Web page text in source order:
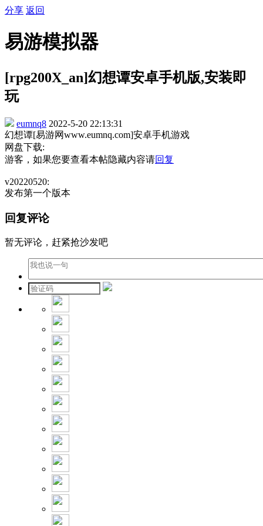
分享 返回
易游模拟器
[rpg200X_an]幻想谭安卓手机版,安装即
玩
eumnq8 2022-5-20 22:13:31
幻想谭[易游网www.eumnq.com]安卓手机游戏
网盘下载:
游客，如果您要查看本帖隐藏内容请回复
v20220520:
发布第一个版本
回复评论
暂无评论，赶紧抢沙发吧